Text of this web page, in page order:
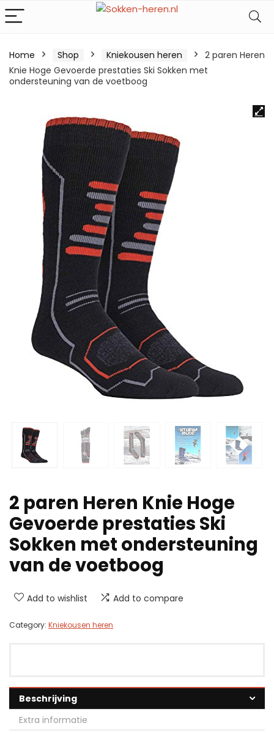
Home Shop Kniekousen heren
2 paren Heren
Knie Hoge Gevoerde prestaties Ski Sokken met
ondersteuning van de voetboog
2 paren Heren Knie Hoge
Gevoerde prestaties Ski
Sokken met ondersteuning
van de voetboog
Add to wishlist Add to compare
Category: Kniekousen heren
Beschrijving
Extra informatie